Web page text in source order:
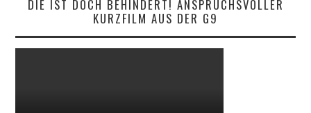
DIE IST DOCH BEHINDERT! ANSPRUCHSVOLLER
KURZFILM AUS DER G9